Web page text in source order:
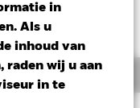
in
Als u
inhoud van
raden wij u aan
in te